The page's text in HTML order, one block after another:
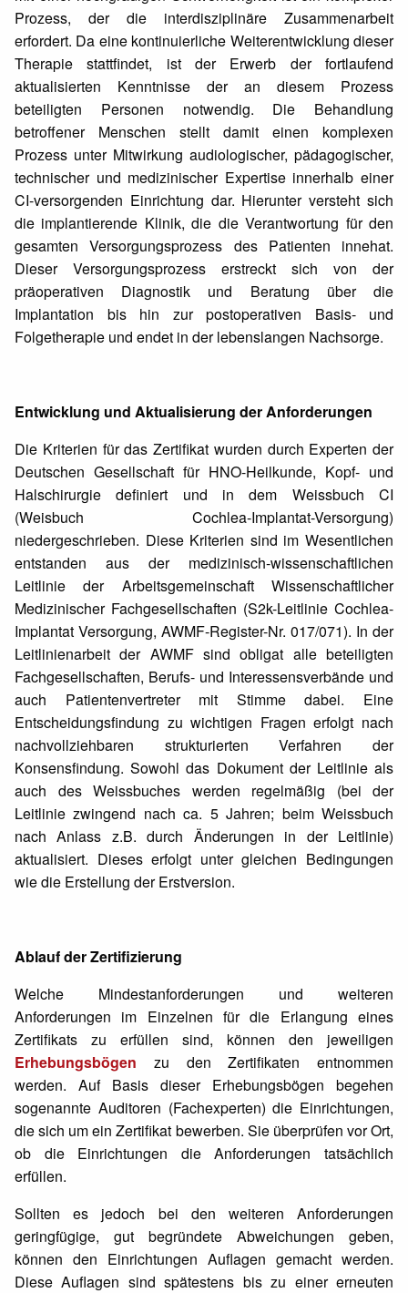
Prozess, der die interdisziplinäre Zusammenarbeit
erfordert. Da eine kontinuierliche Weiterentwicklung dieser
Therapie stattfindet, ist der Erwerb der fortlaufend
aktualisierten Kenntnisse der an diesem Prozess
beteiligten Personen notwendig. Die Behandlung
betroffener Menschen stellt damit einen komplexen
Prozess unter Mitwirkung audiologischer, pädagogischer,
technischer und medizinischer Expertise innerhalb einer
CI-versorgenden Einrichtung dar. Hierunter versteht sich
die implantierende Klinik, die die Verantwortung für den
gesamten Versorgungsprozess des Patienten innehat.
Dieser Versorgungsprozess erstreckt sich von der
präoperativen Diagnostik und Beratung über die
Implantation bis hin zur postoperativen Basis- und
Folgetherapie und endet in der lebenslangen Nachsorge.
Entwicklung und Aktualisierung der Anforderungen
Die Kriterien für das Zertifikat wurden durch Experten der
Deutschen Gesellschaft für HNO-Heilkunde, Kopf- und
Halschirurgie definiert und in dem Weissbuch CI
(Weisbuch Cochlea-Implantat-Versorgung)
niedergeschrieben. Diese Kriterien sind im Wesentlichen
entstanden aus der medizinisch-wissenschaftlichen
Leitlinie der Arbeitsgemeinschaft Wissenschaftlicher
Medizinischer Fachgesellschaften (S2k-Leitlinie Cochlea-
Implantat Versorgung, AWMF-Register-Nr. 017/071). In der
Leitlinienarbeit der AWMF sind obligat alle beteiligten
Fachgesellschaften, Berufs- und Interessensverbände und
auch Patientenvertreter mit Stimme dabei. Eine
Entscheidungsfindung zu wichtigen Fragen erfolgt nach
nachvollziehbaren strukturierten Verfahren der
Konsensfindung. Sowohl das Dokument der Leitlinie als
auch des Weissbuches werden regelmäßig (bei der
Leitlinie zwingend nach ca. 5 Jahren; beim Weissbuch
nach Anlass z.B. durch Änderungen in der Leitlinie)
aktualisiert. Dieses erfolgt unter gleichen Bedingungen
wie die Erstellung der Erstversion.
Ablauf der Zertifizierung
Welche Mindestanforderungen und weiteren
Anforderungen im Einzelnen für die Erlangung eines
Zertifikats zu erfüllen sind, können den jeweiligen
Erhebungsbögen zu den Zertifikaten entnommen
werden. Auf Basis dieser Erhebungsbögen begehen
sogenannte Auditoren (Fachexperten) die Einrichtungen,
die sich um ein Zertifikat bewerben. Sie überprüfen vor Ort,
ob die Einrichtungen die Anforderungen tatsächlich
erfüllen.
Sollten es jedoch bei den weiteren Anforderungen
geringfügige, gut begründete Abweichungen geben,
können den Einrichtungen Auflagen gemacht werden.
Diese Auflagen sind spätestens bis zu einer erneuten